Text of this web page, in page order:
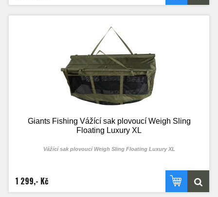
Giants Fishing Vážící sak plovoucí Weigh Sling
Floating Luxury XL
Vážící sak plovoucí Weigh Sling Floating Luxury XL
1 299,- Kč